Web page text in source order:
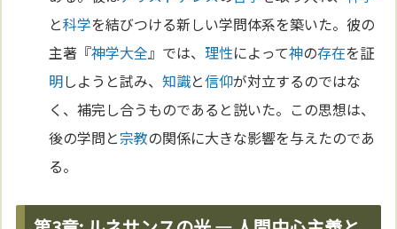
と科学を結びつける新しい学問体系を築いた。彼の
主著『神学大全』では、理性によって神の存在を証
明しようと試み、知識と信仰が対立するのではな
く、補完し合うものであると説いた。この思想は、
後の学問と宗教の関係に大きな影響を与えたのであ
る。